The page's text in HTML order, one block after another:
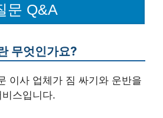
문 Q&A
무엇인가요?
이사 업체가 짐 싸기와 운반을
스입니다.